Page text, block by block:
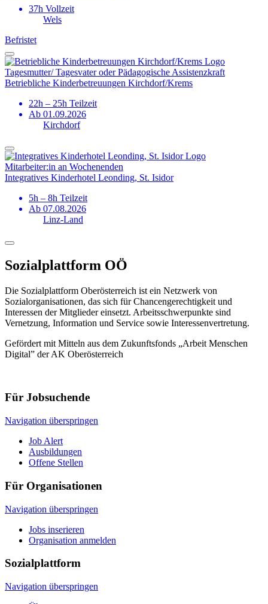
37h Vollzeit
Wels
Befristet
Tagesmutter/ Tagesvater oder Pädagogische Assistenzkraft
Betriebliche Kinderbetreuungen Kirchdorf/Krems
22h – 25h Teilzeit
Ab 01.09.2026
Kirchdorf
Mitarbeiter:in an Wochenenden
Integratives Kinderhotel Leonding, St. Isidor
5h – 8h Teilzeit
Ab 07.08.2026
Linz-Land
Sozialplattform OÖ
Die Sozialplattform Oberösterreich ist ein Netzwerk von
Sozialorganisationen, das sich für Chancengerechtigkeit und
Interessen der Mitglieder einsetzt. Arbeitsschwerpunkte sind
Vernetzung, Information und Service sowie Interessenvertretung.
Gefördert mit Mitteln aus dem Zukunftsfonds „Arbeit Menschen
Digital” der AK Oberösterreich
Für Jobsuchende
Navigation überspringen
Job Alert
Ausbildungen
Offene Stellen
Für Organisationen
Navigation überspringen
Jobs inserieren
Organisation anmelden
Sozialplattform
Navigation überspringen